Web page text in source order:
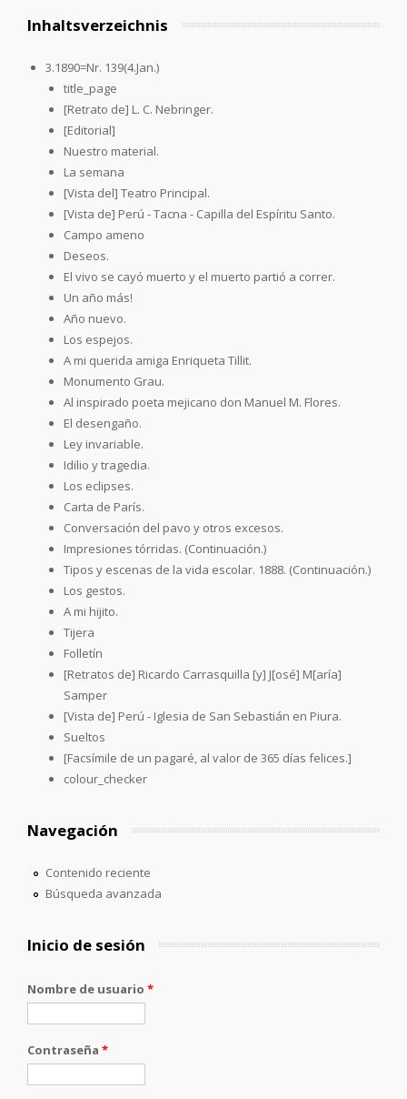
Inhaltsverzeichnis
3.1890=Nr. 139(4.Jan.)
title_page
[Retrato de] L. C. Nebringer.
[Editorial]
Nuestro material.
La semana
[Vista del] Teatro Principal.
[Vista de] Perú - Tacna - Capilla del Espíritu Santo.
Campo ameno
Deseos.
El vivo se cayó muerto y el muerto partió a correr.
Un año más!
Año nuevo.
Los espejos.
A mi querida amiga Enriqueta Tillit.
Monumento Grau.
Al inspirado poeta mejicano don Manuel M. Flores.
El desengaño.
Ley invariable.
Idilio y tragedia.
Los eclipses.
Carta de París.
Conversación del pavo y otros excesos.
Impresiones tórridas. (Continuación.)
Tipos y escenas de la vida escolar. 1888. (Continuación.)
Los gestos.
A mi hijito.
Tijera
Folletín
[Retratos de] Ricardo Carrasquilla [y] J[osé] M[aría]
Samper
[Vista de] Perú - Iglesia de San Sebastián en Piura.
Sueltos
[Facsímile de un pagaré, al valor de 365 días felices.]
colour_checker
Navegación
Contenido reciente
Búsqueda avanzada
Inicio de sesión
Nombre de usuario *
Contraseña *